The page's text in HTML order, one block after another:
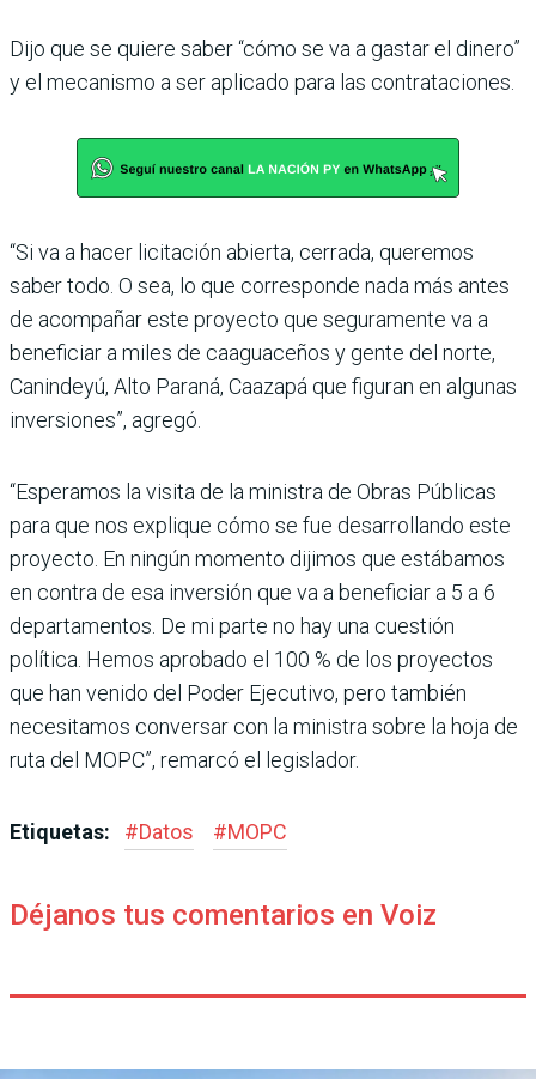
Dijo que se quiere saber “cómo se va a gastar el dinero”
y el mecanismo a ser aplicado para las contrataciones.
“Si va a hacer licitación abierta, cerrada, queremos
saber todo. O sea, lo que corresponde nada más antes
de acompañar este proyecto que seguramente va a
beneficiar a miles de caaguaceños y gente del norte,
Canindeyú, Alto Paraná, Caazapá que figuran en algunas
inversiones”, agregó.
“Esperamos la visita de la ministra de Obras Públicas
para que nos explique cómo se fue desarrollando este
proyecto. En ningún momento dijimos que estábamos
en contra de esa inversión que va a beneficiar a 5 a 6
departamentos. De mi parte no hay una cuestión
política. Hemos aprobado el 100 % de los proyectos
que han venido del Poder Ejecutivo, pero también
necesitamos conversar con la ministra sobre la hoja de
ruta del MOPC”, remarcó el legislador.
Etiquetas: #Datos #MOPC
Déjanos tus comentarios en Voiz